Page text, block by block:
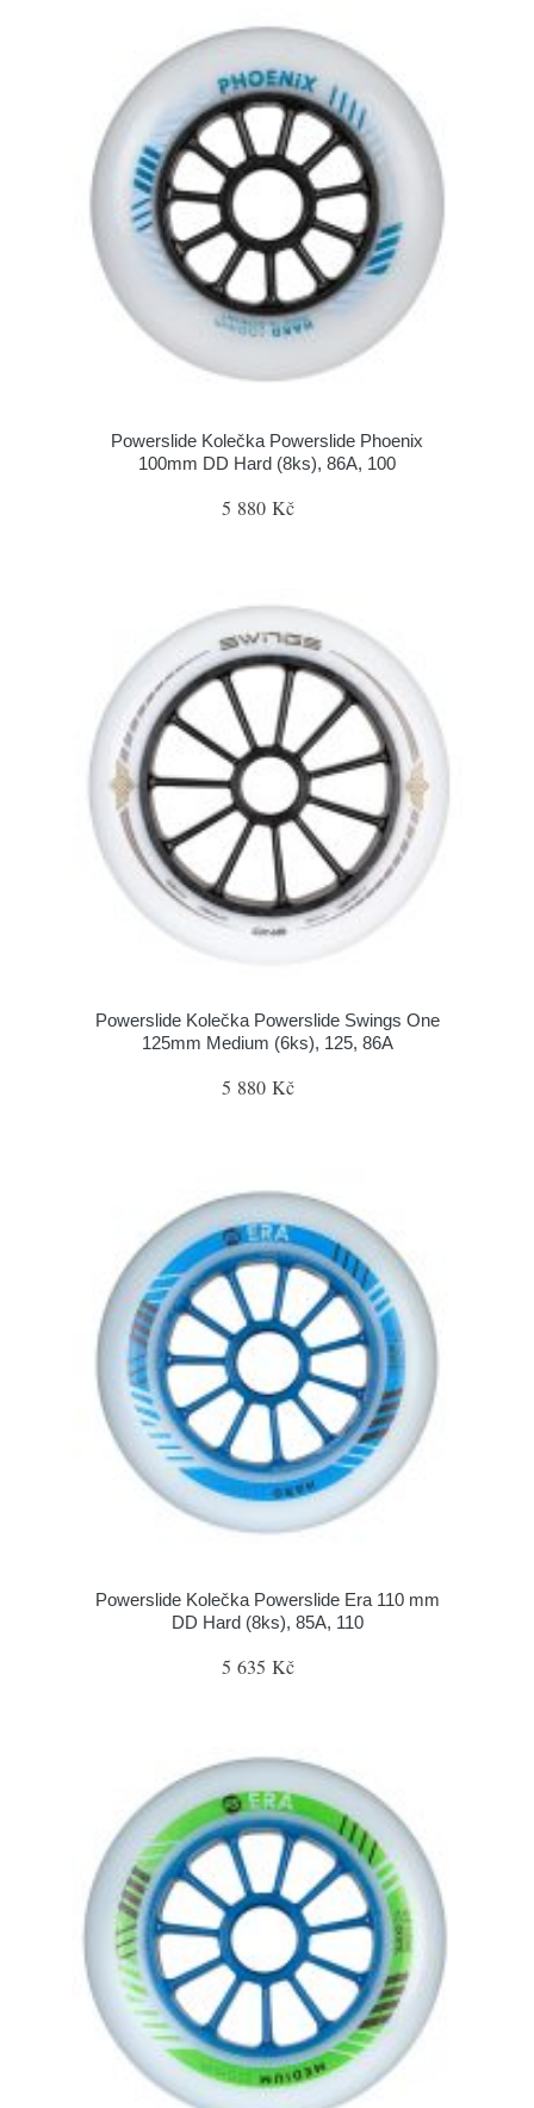
Powerslide Kolečka Powerslide Phoenix
100mm DD Hard (8ks), 86A, 100
5 880 Kč
Powerslide Kolečka Powerslide Swings One
125mm Medium (6ks), 125, 86A
5 880 Kč
Powerslide Kolečka Powerslide Era 110 mm
DD Hard (8ks), 85A, 110
5 635 Kč